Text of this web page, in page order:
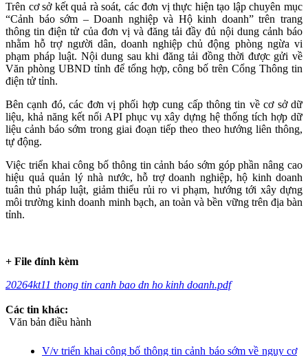
Trên cơ sở kết quả rà soát, các đơn vị thực hiện tạo lập chuyên mục
“Cảnh báo sớm – Doanh nghiệp và Hộ kinh doanh” trên trang
thông tin điện tử của đơn vị và đăng tải đầy đủ nội dung cảnh báo
nhằm hỗ trợ người dân, doanh nghiệp chủ động phòng ngừa vi
phạm pháp luật. Nội dung sau khi đăng tải đồng thời được gửi về
Văn phòng UBND tỉnh để tổng hợp, công bố trên Cổng Thông tin
điện tử tỉnh.
Bên cạnh đó, các đơn vị phối hợp cung cấp thông tin về cơ sở dữ
liệu, khả năng kết nối API phục vụ xây dựng hệ thống tích hợp dữ
liệu cảnh báo sớm trong giai đoạn tiếp theo theo hướng liên thông,
tự động.
Việc triển khai công bố thông tin cảnh báo sớm góp phần nâng cao
hiệu quả quản lý nhà nước, hỗ trợ doanh nghiệp, hộ kinh doanh
tuân thủ pháp luật, giảm thiểu rủi ro vi phạm, hướng tới xây dựng
môi trường kinh doanh minh bạch, an toàn và bền vững trên địa bàn
tỉnh.
+ File đính kèm
20264kt11 thong tin canh bao dn ho kinh doanh.pdf
Các tin khác:
Văn bản điều hành
V/v triển khai công bố thông tin cảnh báo sớm về nguy cơ